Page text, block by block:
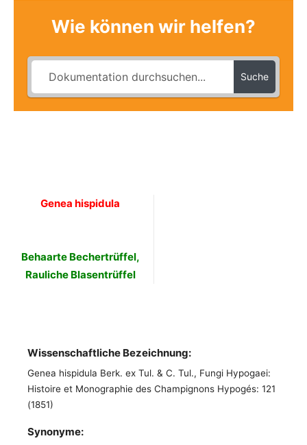
Wie können wir helfen?
Suche
Genea hispidula
Behaarte Bechertrüffel,
Rauliche Blasentrüffel
Wissenschaftliche Bezeichnung:
Genea hispidula Berk. ex Tul. & C. Tul., Fungi Hypogaei:
Histoire et Monographie des Champignons Hypogés: 121
(1851)
Synonyme: